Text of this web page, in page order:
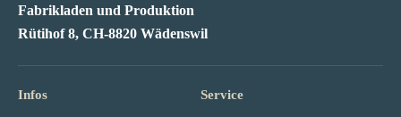
Fabrikladen und Produktion
Rütihof 8, CH-8820 Wädenswil
Infos Service